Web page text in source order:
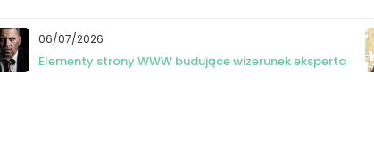
06/07/2026
Elementy strony WWW budujące wizerunek eksperta